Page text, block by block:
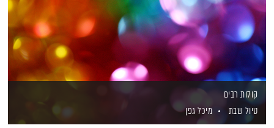
קולות רבים
טיול שבת
מיכל גפן